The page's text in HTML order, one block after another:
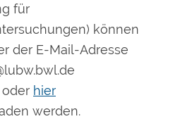
für
können
der E-Mail-Adresse
hier
werden.